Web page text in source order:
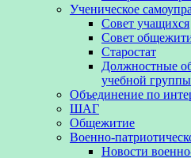
Ученическое
Совет учащихся
Совет
Старостат
Должностные
учебной группы
Объединение по
ШАГ
Общежитие
Военно-
Новости